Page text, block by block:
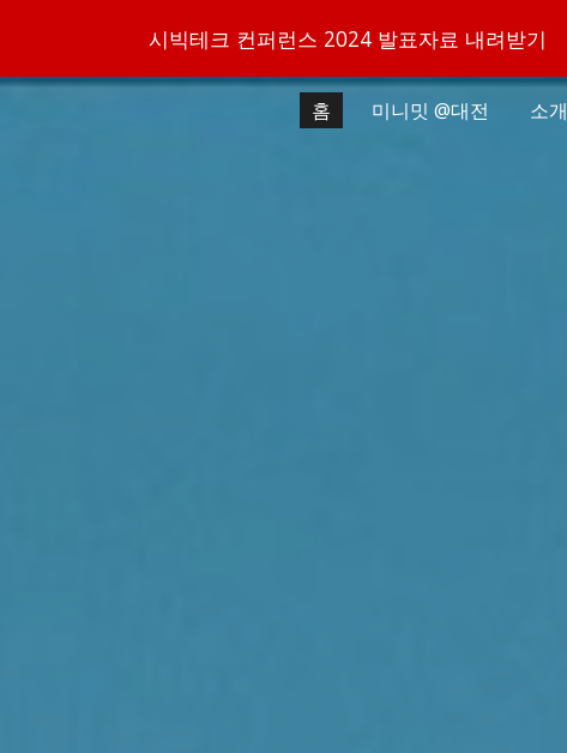
Skip to main content
시빅테크 컨퍼런스 2024 발표자료 내려받기
홈 미니밋 @대전 소개